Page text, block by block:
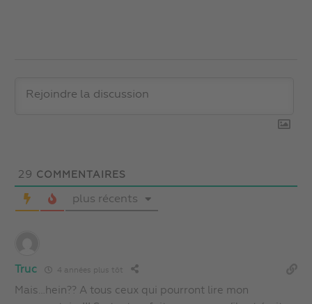
29 COMMENTAIRES
plus récents
Truc 4 années plus tôt
Mais…hein?? A tous ceux qui pourront lire mon